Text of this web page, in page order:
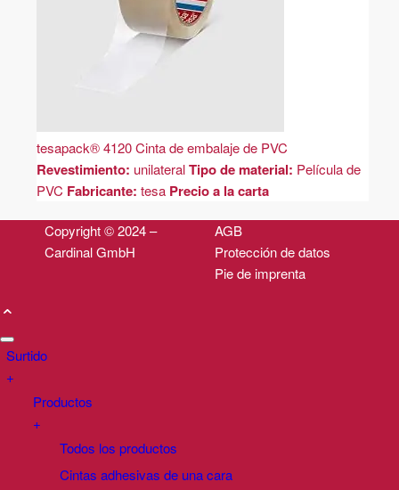
tesapack® 4120 Cinta de embalaje de PVC
Revestimiento: unilateral Tipo de material: Película de
PVC Fabricante: tesa Precio a la carta
Copyright © 2024 –
Cardinal GmbH
AGB
Protección de datos
Pie de imprenta
Surtido
+
Productos
+
Todos los productos
Cintas adhesivas de una cara